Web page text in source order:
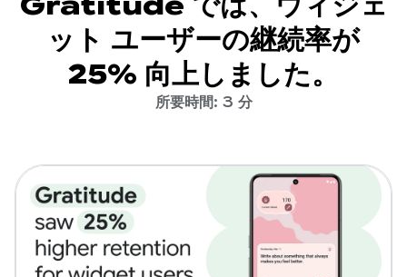
ット ユーザーの継続率が
25% 向上しました。
所要時間: 3 分